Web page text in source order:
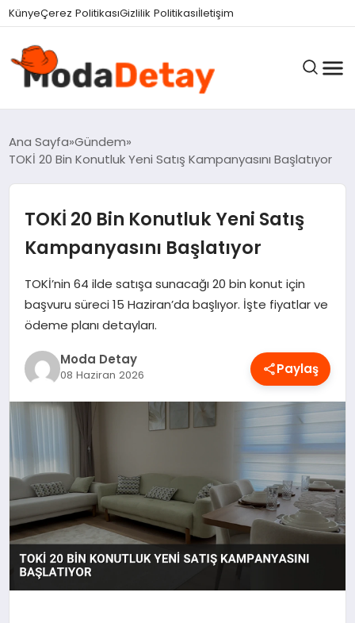
KünyeÇerez PolitikasıGizlilik Politikasıİletişim
GÜNDEM
EĞITIM
EKONOMI
MAGAZIN
SPOR
TEKNOLOJI
Ana Sayfa Gündem
TOKİ 20 Bin Konutluk Yeni Satış Kampanyasını Başlatıyor
TOKİ 20 Bin Konutluk Yeni Satış
Kampanyasını Başlatıyor
TOKİ’nin 64 ilde satışa sunacağı 20 bin konut için
başvuru süreci 15 Haziran’da başlıyor. İşte fiyatlar ve
ödeme planı detayları.
Moda Detay
08 Haziran 2026 Paylaş